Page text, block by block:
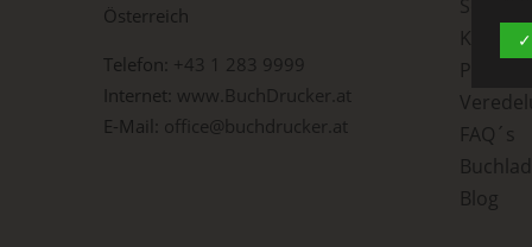
Österreich
Telefon: +43 1 283 9999
Internet: www.BuchDrucker.at
E-Mail: office@buchdrucker.at
Kleine
Print on
FAQ´s
Blog
c)
das